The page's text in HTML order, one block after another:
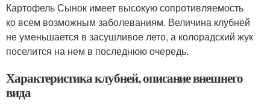
Картофель Сынок имеет высокую сопротивляемость
ко всем возможным заболеваниям. Величина клубней
не уменьшается в засушливое лето, а колорадский жук
поселится на нем в последнюю очередь.
Характеристика клубней, описание внешнего
вида